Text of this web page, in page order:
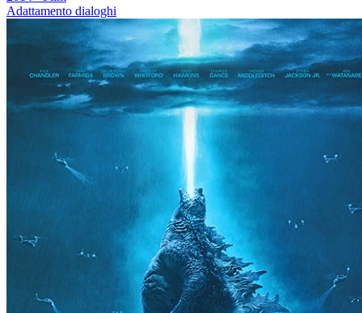
Adattamento dialoghi